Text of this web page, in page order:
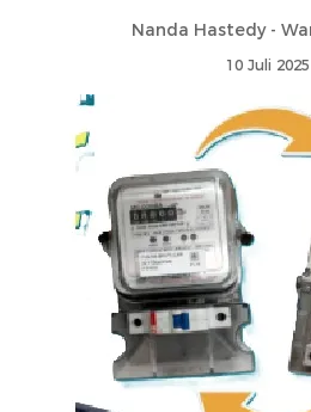
Nanda Hastedy -
10 Juli 2025